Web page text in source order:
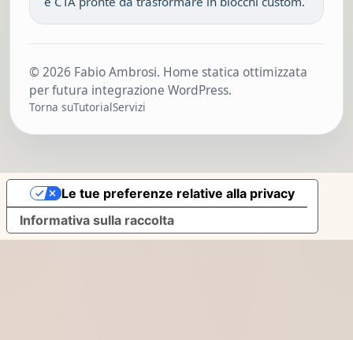
© 2026 Fabio Ambrosi. Home statica ottimizzata
per futura integrazione WordPress.
Torna suTutorialServizi
Informativa sulla raccolta
Le tue preferenze relative alla privacy